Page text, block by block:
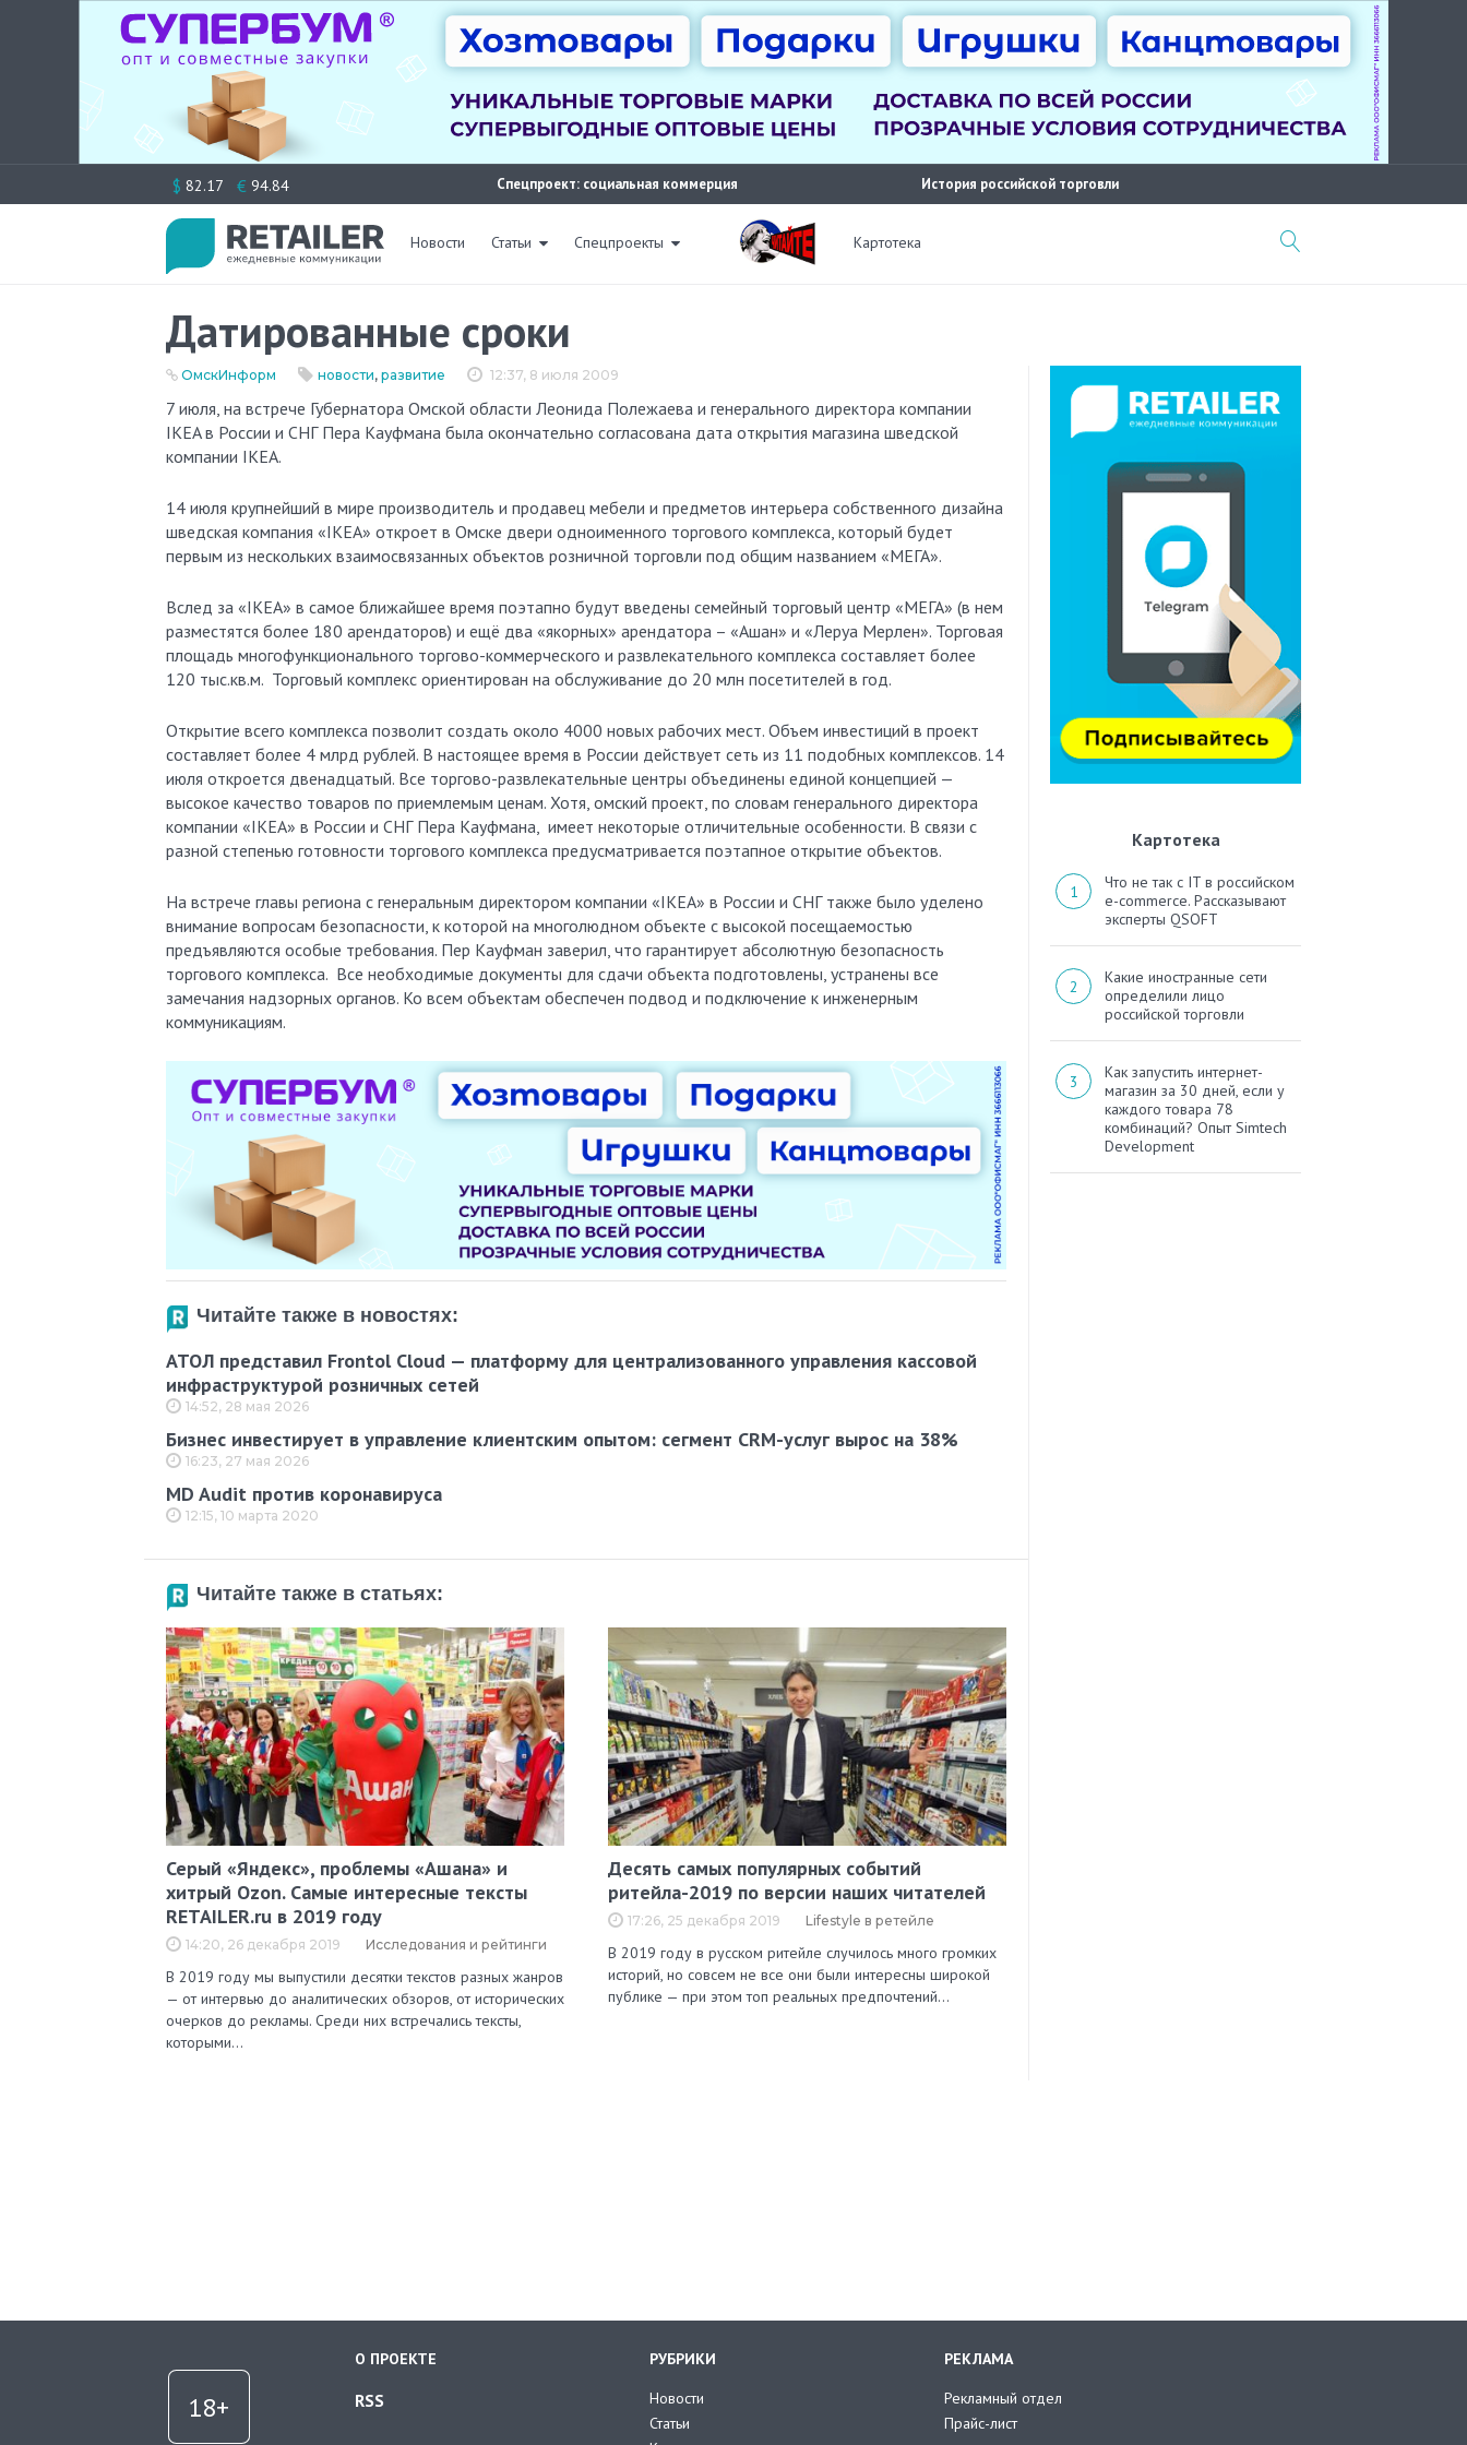
к
$ 82.17 € 94.84 Спецпроект: социальная коммерция История российской торговли
Новости Статьи Спецпроекты Картотека
Датированные сроки
12:37, 8 июля 2009
ОмскИнформ новости, развитие
7 июля, на встрече Губернатора Омской области Леонида Полежаева и генерального директора компании
IKEA в России и СНГ Пера Кауфмана была окончательно согласована дата открытия магазина шведской
компании IKEA.
14 июля крупнейший в мире производитель и продавец мебели и предметов интерьера собственного дизайна
шведская компания «IKEA» откроет в Омске двери одноименного торгового комплекса, который будет
первым из нескольких взаимосвязанных объектов розничной торговли под общим названием «МЕГА».
Вслед за «IKEA» в самое ближайшее время поэтапно будут введены семейный торговый центр «МЕГА» (в нем
разместятся более 180 арендаторов) и ещё два «якорных» арендатора – «Ашан» и «Леруа Мерлен». Торговая
площадь многофункционального торгово-коммерческого и развлекательного комплекса составляет более
120 тыс.кв.м. Торговый комплекс ориентирован на обслуживание до 20 млн посетителей в год.
Открытие всего комплекса позволит создать около 4000 новых рабочих мест. Объем инвестиций в проект
составляет более 4 млрд рублей. В настоящее время в России действует сеть из 11 подобных комплексов. 14
июля откроется двенадцатый. Все торгово-развлекательные центры объединены единой концепцией —
высокое качество товаров по приемлемым ценам. Хотя, омский проект, по словам генерального директора
компании «IKEA» в России и СНГ Пера Кауфмана, имеет некоторые отличительные особенности. В связи с
разной степенью готовности торгового комплекса предусматривается поэтапное открытие объектов.
На встрече главы региона с генеральным директором компании «IKEA» в России и СНГ также было уделено
внимание вопросам безопасности, к которой на многолюдном объекте с высокой посещаемостью
предъявляются особые требования. Пер Кауфман заверил, что гарантирует абсолютную безопасность
торгового комплекса. Все необходимые документы для сдачи объекта подготовлены, устранены все
замечания надзорных органов. Ко всем объектам обеспечен подвод и подключение к инженерным
коммуникациям.
Читайте также в новостях:
АТОЛ представил Frontol Cloud — платформу для централизованного управления кассовой
инфраструктурой розничных сетей
14:52, 28 мая 2026
Бизнес инвестирует в управление клиентским опытом: сегмент CRM-услуг вырос на 38%
16:23, 27 мая 2026
MD Audit против коронавируса
12:15, 10 марта 2020
Читайте также в статьях:
Серый «Яндекс», проблемы «Ашана» и
хитрый Ozon. Самые интересные тексты
RETAILER.ru в 2019 году
14:20, 26 декабря 2019 Исследования и рейтинги
В 2019 году мы выпустили десятки текстов разных жанров
— от интервью до аналитических обзоров, от исторических
очерков до рекламы. Среди них встречались тексты,
которыми…
Десять самых популярных событий
ритейла-2019 по версии наших читателей
17:26, 25 декабря 2019 Lifestyle в ретейле
В 2019 году в русском ритейле случилось много громких
историй, но совсем не все они были интересны широкой
публике — при этом топ реальных предпочтений…
Картотека
Что не так с IT в российском
e-commerce. Рассказывают
эксперты QSOFT
Какие иностранные сети
определили лицо
российской торговли
Как запустить интернет-
магазин за 30 дней, если у
каждого товара 78
комбинаций? Опыт Simtech
Development
О ПРОЕКТЕ
RSS
РУБРИКИ
Новости
Статьи
РЕКЛАМА
Рекламный отдел
Прайс-лист